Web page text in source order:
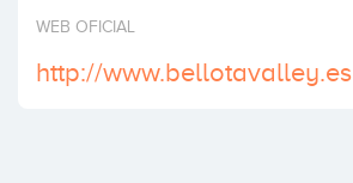
Invertir
WEB OFICIAL
http://www.bellotavalley.es